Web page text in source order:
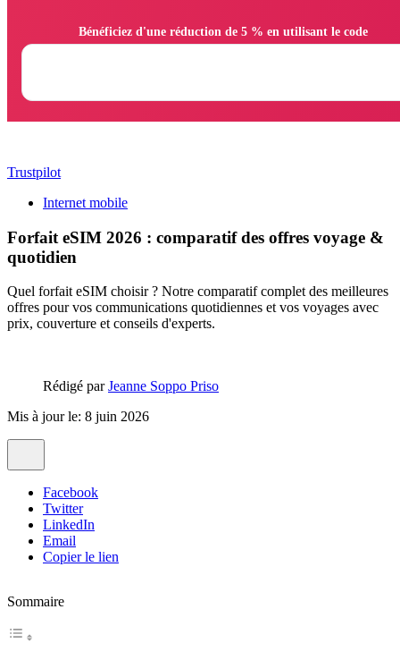
Trustpilot
Internet mobile
Forfait eSIM 2026 : comparatif des offres voyage &
quotidien
Quel forfait eSIM choisir ? Notre comparatif complet des meilleures
offres pour vos communications quotidiennes et vos voyages avec
prix, couverture et conseils d'experts.
Rédigé parJeanne Soppo Priso
Mis à jour le: 8 juin 2026
Facebook
Twitter
LinkedIn
Email
Copier le lien
Sommaire